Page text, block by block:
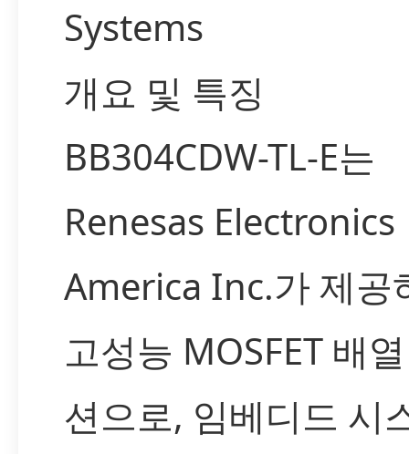
Systems
개요 및 특징
BB304CDW-TL-E는
Renesas Electronics
America Inc.가 제공
고성능 MOSFET 배
션으로, 임베디드 시